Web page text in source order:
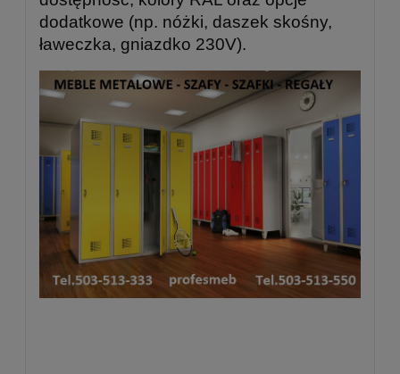
dodatkowe (np. nóżki, daszek skośny,
ławeczka, gniazdko 230V).